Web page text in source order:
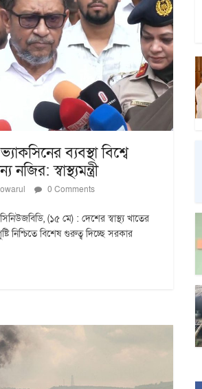
ব্যবস্থা বিশ্বে
স্বাস্থ্যমন্ত্রী
0 Comments
(১৫ মে) : দেশের স্বাস্থ্য খাতের
নিশ্চিতে বিশেষ গুরুত্ব দিচ্ছে সরকার